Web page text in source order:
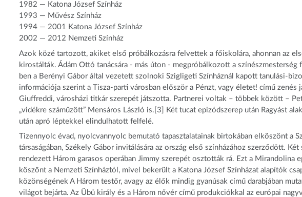
1982 — Katona József Színház
1993 — Művész Színház
1994 — 2001 Katona József Színház
2002 — 2012 Nemzeti Színház
Azok közé tartozott, akiket első próbálkozásra felvettek a főiskolára, ahonnan az
kirostálták. Ádám Ottó tanácsára - más úton - megpróbálkozott a
ben a Berényi Gábor által vezetett szolnoki Szigligeti Színháznál kapott tanulási-
információja szerint a Tisza-parti városban először a Pénzt, vagy életet! című zenés
Giuffreddi, városházi titkár szerepét játszotta. Partnerei voltak – többek között –
„vidékre száműzött” Mensáros László is.[3] Két tucat epizódszerep után Ragyást
után apró léptekkel elindulhatott felfelé.
Tizennyolc évad, nyolcvannyolc bemutató tapasztalatainak birtokában elköszönt a
társaságában, Székely Gábor invitálására az ország első színházához szerződött.
rendezett Három garasos operában Jimmy szerepét osztották rá. Ezt a Mirandolina
köszönt a Nemzeti Színháztól, mivel bekerült a Katona József Színházat alapítók
közönségének A Három testőr, avagy az élők mindig gyanúsak című darabjában
világot bejárta. Az Übü király és a Három nővér című produkciókkal az európai